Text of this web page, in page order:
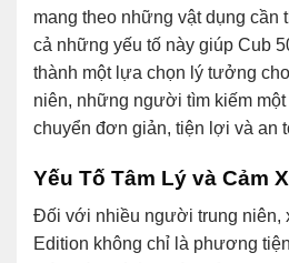
mang theo những vật dụng cần
cả những yếu tố này giúp Cub
thành một lựa chọn lý tưởng
niên, những người tìm kiếm
chuyển đơn giản, tiện lợi và an
Yếu Tố Tâm Lý và Cảm
Đối với nhiều người trung niên,
Edition không chỉ là phương